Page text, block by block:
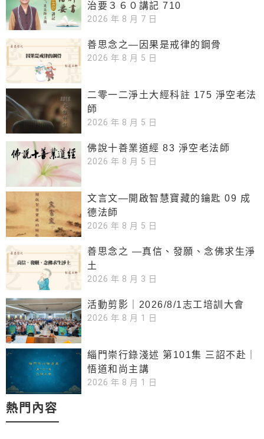
治要３６０講記 710
2026 年 8 月 7 日
善思念之—因果是戒律的鋼骨
2026 年 8 月 5 日
二零一二淨土大經科註 175 淨空老法
師
2026 年 8 月 5 日
佛說十善業道經 83 淨空老法師
2026 年 8 月 5 日
文言文—開啟智慧寶藏的鑰匙 09 成
德法師
2026 年 8 月 5 日
善思念之 —真信、發願、念佛求生淨
土
2026 年 8 月 3 日
活動剪影｜2026/8/1志工培訓大會
2026 年 8 月 1 日
緇門崇行錄淺述 第101集 三詔不赴｜
悟道和尚主講
2026 年 8 月 1 日
熱門內容